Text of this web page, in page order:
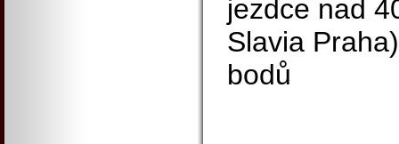
jezdce nad
Slavia
bodů